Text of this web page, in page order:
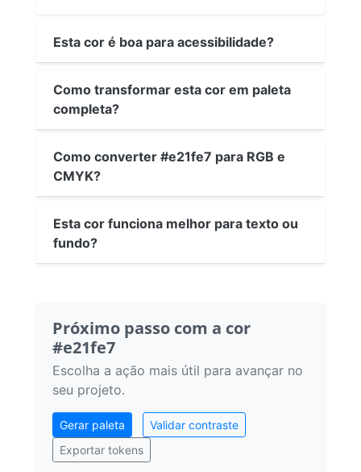
Esta cor é boa para acessibilidade?
Como transformar esta cor em paleta
completa?
Como converter #e21fe7 para RGB e
CMYK?
Esta cor funciona melhor para texto ou
fundo?
Próximo passo com a cor
#e21fe7
Escolha a ação mais útil para avançar no
seu projeto.
Gerar paleta
Validar contraste
Exportar tokens